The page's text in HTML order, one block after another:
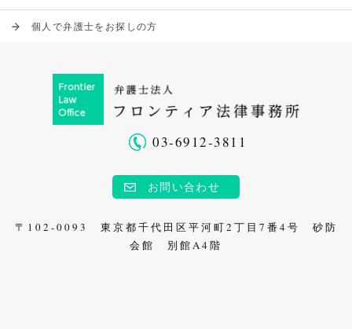
個人で弁護士をお探しの方
03-6912-3811
お問い合わせ
〒102-0093 東京都千代田区平河町2丁目7番4号 砂防
会館 別館A4階